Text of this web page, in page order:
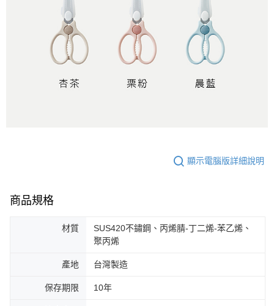
顯示電腦版詳細說明
商品規格
材質
SUS420不鏽鋼、丙烯腈-丁二烯-苯乙烯、
聚丙烯
產地 台灣製造
保存期限 10年